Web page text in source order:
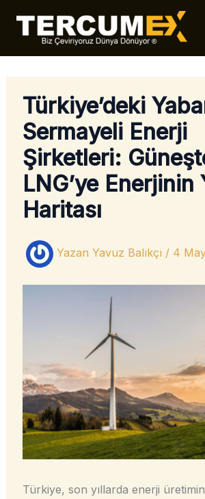
atla
Türkiye’deki
Sermayeli Enerji
Şirketleri:
LNG’ye Enerjinin
Haritası
Yazan Yavuz Balıkçı / 4
Türkiye, son yıllarda enerji